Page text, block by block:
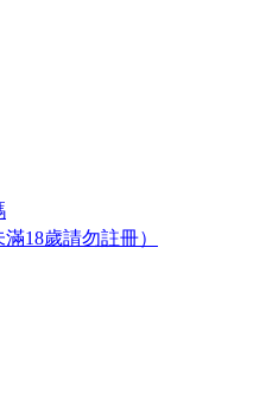
18歲請勿註冊）